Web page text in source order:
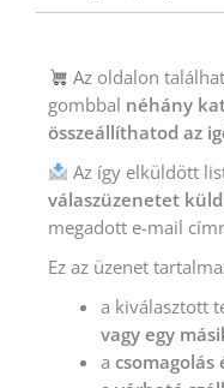
Az oldalon
gombbal néhány
összeállíthatod az
Az így elküldött
válaszüzenetet
megadott e-mail
Ez az üzenet
a kiválasztott
vagy egy
a csomagolás